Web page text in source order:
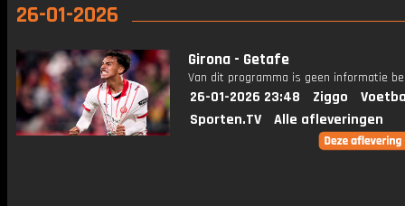
26-01-2026
Girona - Getafe
Van dit programma is geen informatie
26-01-2026 23:48 Ziggo
Sporten.TV
Alle afleveringen